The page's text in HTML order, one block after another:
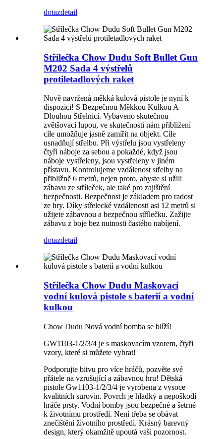
dotazdetail
Střílečka Chow Dudu Soft Bullet Gun
M202 Sada 4 výstřelů
protiletadlových raket
Nově navržená měkká kulová pistole je nyní k
dispozici! S Bezpečnou Měkkou Kulkou A
Dlouhou Střelnicí. Vybaveno skutečnou
zvětšovací lupou, ve skutečnosti nám přiblížení
cíle umožňuje jasně zamířit na objekt. Cíle
usnadňují střelbu. Při výstřelu jsou vystřeleny
čtyři náboje za sebou a pokaždé, když jsou
náboje vystřeleny, jsou vystřeleny v jiném
přístavu. Kontrolujeme vzdálenost střelby na
přibližně 6 metrů, nejen proto, abyste si užili
zábavu ze stříleček, ale také pro zajištění
bezpečnosti. Bezpečnost je základem pro radost
ze hry. Díky střelecké vzdálenosti asi 12 metrů si
užijete zábavnou a bezpečnou střílečku. Zažijte
zábavu z boje bez nutnosti častého nabíjení.
dotazdetail
Střílečka Chow Dudu Maskovací
vodní kulová pistole s baterií a vodní
kulkou
Chow Dudu Nová vodní bomba se blíží!
GW1103-1/2/3/4 je s maskovacím vzorem, čtyři
vzory, které si můžete vybrat!
Podporujte bitvu pro více hráčů, pozvěte své
přátele na vzrušující a zábavnou hru! Dětská
pistole Gw1103-1/2/3/4 je vyrobena z vysoce
kvalitních surovin. Povrch je hladký a nepoškodí
hráče prsty. Vodní bomby jsou bezpečné a šetrné
k životnímu prostředí. Není třeba se obávat
znečištění životního prostředí. Krásný barevný
design, který okamžitě upoutá vaši pozornost.